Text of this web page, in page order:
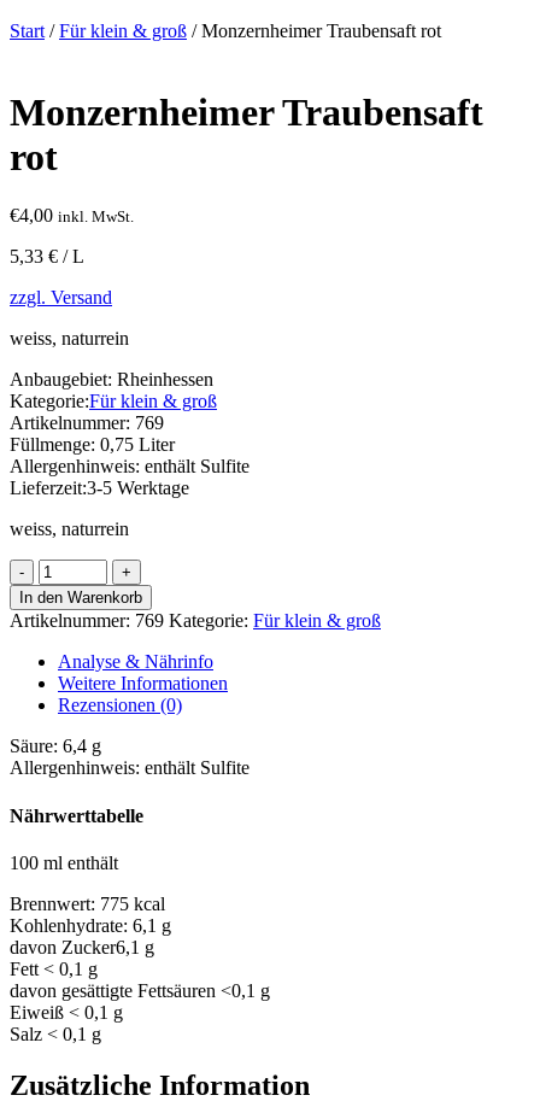
Start/Für klein & groß / Monzernheimer Traubensaft rot
Monzernheimer Traubensaft
rot
€4,00 inkl. MwSt.
5,33 € / L
zzgl. Versand
weiss, naturrein
Anbaugebiet: Rheinhessen
Kategorie:Für klein & groß
Artikelnummer: 769
Füllmenge: 0,75 Liter
Allergenhinweis: enthält Sulfite
Lieferzeit:3-5 Werktage
weiss, naturrein
Monzernheimer
Traubensaft
rot
Menge
In den Warenkorb
Artikelnummer: 769 Kategorie: Für klein & groß
Analyse & Nährinfo
Weitere Informationen
Rezensionen (0)
Säure: 6,4 g
Allergenhinweis: enthält Sulfite
Nährwerttabelle
100 ml enthält
Brennwert: 775 kcal
Kohlenhydrate: 6,1 g
davon Zucker6,1 g
Fett < 0,1 g
davon gesättigte Fettsäuren <0,1 g
Eiweiß < 0,1 g
Salz < 0,1 g
Zusätzliche Information